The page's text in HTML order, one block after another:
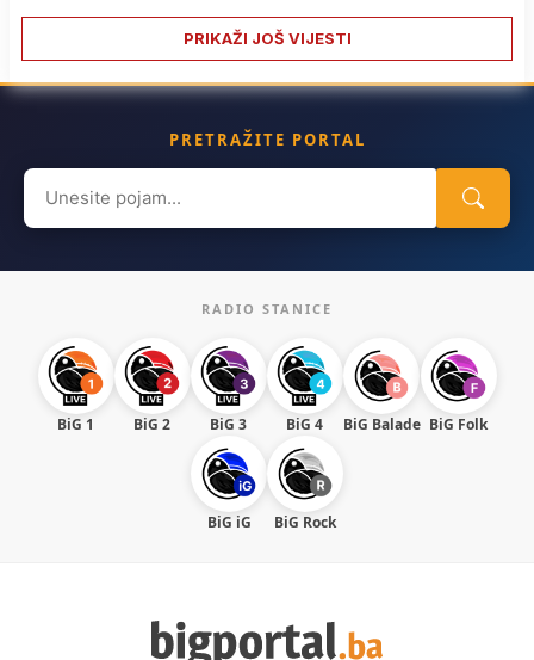
PRIKAŽI JOŠ VIJESTI
PRETRAŽITE PORTAL
Search
for:
RADIO STANICE
BiG 1 BiG 2 BiG 3 BiG 4 BiG Balade BiG Folk
BiG iG BiG Rock